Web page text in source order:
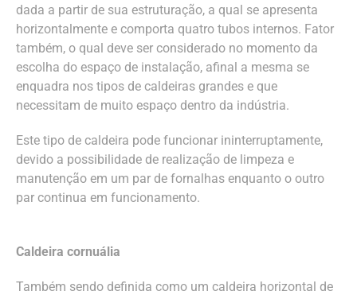
dada a partir de sua estruturação, a qual se apresenta
horizontalmente e comporta quatro tubos internos. Fator
também, o qual deve ser considerado no momento da
escolha do espaço de instalação, afinal a mesma se
enquadra nos tipos de caldeiras grandes e que
necessitam de muito espaço dentro da indústria.
Este tipo de caldeira pode funcionar ininterruptamente,
devido a possibilidade de realização de limpeza e
manutenção em um par de fornalhas enquanto o outro
par continua em funcionamento.
Caldeira cornuália
Também sendo definida como um caldeira horizontal de